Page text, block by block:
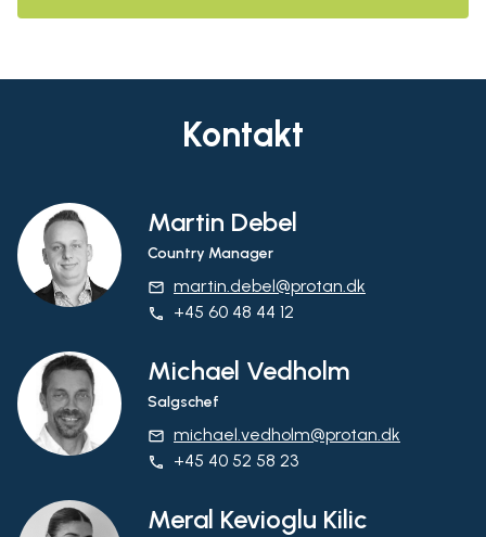
Kontakt
Martin Debel
Country Manager
email martin.debel@protan.dk
phone +45 60 48 44 12
Michael Vedholm
Salgschef
email michael.vedholm@protan.dk
phone +45 40 52 58 23
Meral Kevioglu Kilic